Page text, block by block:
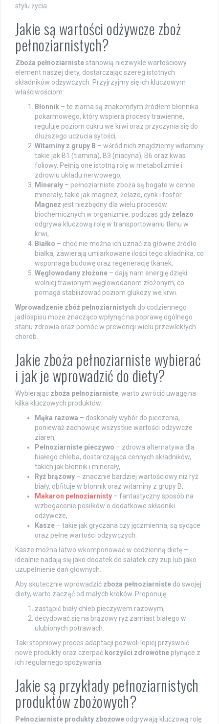
stylu życia.
Jakie są wartości odżywcze zboż
pełnoziarnistych?
Zboża pełnoziarnistestanowią niezwykle wartościowy
element naszej diety, dostarczając szereg istotnych
składników odżywczych. Przyjrzyjmy się ich kluczowym
właściwościom:
Błonnik – te ziarna są znakomitym źródłem błonnika
pokarmowego, który wspiera procesy trawienne,
reguluje poziom cukru we krwi oraz przyczynia się do
dłuższego uczucia sytości,
Witaminy z grupy B – wśród nich znajdziemy witaminy
takie jak B1 (tiamina), B3 (niacyna), B6 oraz kwas
foliowy. Pełnią one istotną rolę w metabolizmie i
zdrowiu układu nerwowego,
Minerały – pełnoziarniste zboża są bogate w cenne
minerały, takie jak magnez, żelazo, cynk i fosfor.
Magnez jest niezbędny dla wielu procesów
biochemicznych w organizmie, podczas gdyżelazo
odgrywa kluczową rolę w transportowaniu tlenu w
krwi,
Białko – choć nie można ich uznać za główne źródło
białka, zawierają umiarkowane ilości tego składnika, co
wspomaga budowę oraz regenerację tkanek,
Węglowodany złożone – dają nam energię dzięki
wolniej trawionym węglowodanom złożonym, co
pomaga stabilizować poziom glukozy we krwi.
Wprowadzenie zbóż pełnoziarnistych do codziennego
jadłospisu może znacząco wpłynąć na poprawę ogólnego
stanu zdrowia oraz pomóc w prewencji wielu przewlekłych
chorób.
Jakie zboża pełnoziarniste wybierać
i jak je wprowadzić do diety?
Wybierając zboża pełnoziarniste, warto zwrócić uwagę na
kilka kluczowych produktów:
Mąka razowa – doskonały wybór do pieczenia,
ponieważ zachowuje wszystkie wartości odżywcze
ziaren,
Pełnoziarniste pieczywo – zdrowa alternatywa dla
białego chleba, dostarczająca cennych składników,
takich jak błonnik i minerały,
Ryż brązowy – znacznie bardziej wartościowy niż ryż
biały, obfituje w błonnik oraz witaminy z grupy B,
Makaron pełnoziarnisty – fantastyczny sposób na
wzbogacenie posiłków o dodatkowe składniki
odżywcze,
Kasze – takie jak gryczana czy jęczmienna, są sycące
oraz pełne wartości odżywczych.
Kasze można łatwo wkomponować w codzienną dietę –
idealnie nadają się jako dodatek do sałatek czy zup lub jako
uzupełnienie dań głównych.
Aby skutecznie wprowadzić zboża pełnoziarniste do swojej
diety, warto zacząć od małych kroków. Proponuję:
zastąpić biały chleb pieczywem razowym,
decydować się na brązowy ryż zamiast białego w
ulubionych potrawach.
Taki stopniowy proces adaptacji pozwoli lepiej przyswoić
nowe produkty oraz czerpać korzyści zdrowotne płynące z
ich regularnego spożywania.
Jakie są przykłady pełnoziarnistych
produktów zbożowych?
Pełnoziarniste produkty zbożowe odgrywają kluczową rolę